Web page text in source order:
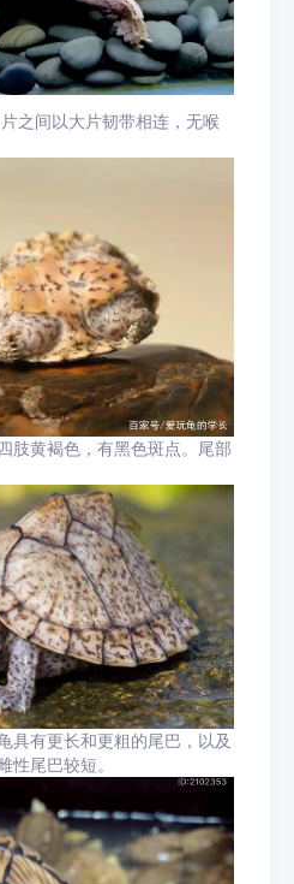
之间以大片韧带相连，无喉
肢黄褐色，有黑色斑点。尾部
具有更长和更粗的尾巴，以及
性尾巴较短。